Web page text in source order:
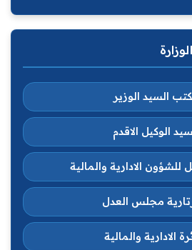
السيد الوزير
الوكيل الاقدم
للشؤون الادارية والمالية
مجلس العدل
الادارية والمالية